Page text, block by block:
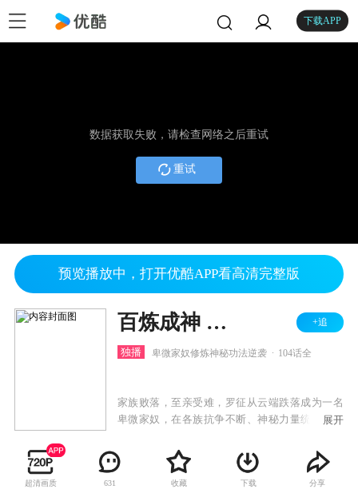
下载APP
数据获取失败，请检查网络之后重试
重试
预览播放中，打开优酷APP看高清完整版
百炼成神 第一二季 +追
独播 卑微家奴修炼神秘功法逆袭 104话全
家族败落，至亲受难，罗征从云端跌落成为一名
卑微家奴，在各族抗争不断、神秘力量统治的世
器，一道抗争的序幕，就此轰然拉开。
展开
超清画质 631 收藏 下载 分享